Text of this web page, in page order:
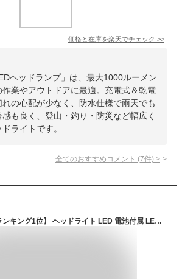
価格と在庫を楽天でチェック >>
ヘッドランプ」は、最大1000ルーメン
業やアウトドアに最適。充電式＆乾電
の心配が少なく、防水仕様で雨天でも
も良く、登山・釣り・防災など幅広く
ライトです。
全てのおすすめコメント (7件) >
【電池付属】【楽天ランキング1位】 ヘッドライト LED 電池付属 LEDヘッドランプ 1000ルーメン 防水 ヘッド ライト SQ-04R 釣り アウトドア用 登山 防災 ライト 作業灯 CREE 災害対策 懐中電灯 乾電池式 【電池3本付き】